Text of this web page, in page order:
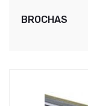
BROCHAS